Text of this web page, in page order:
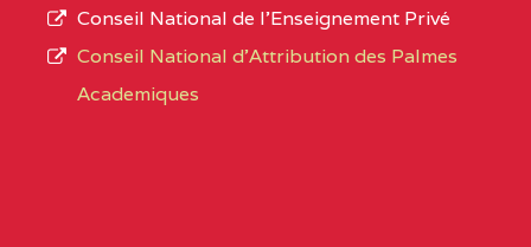
CENTRE
COLLEGE PRIVE
L’offre
d’éducation
de
Conseil National de l’Enseignement Privé
Conseil National d'Attribution des Palmes
Academiques